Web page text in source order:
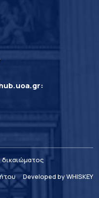
:
Developed by WHISKEY